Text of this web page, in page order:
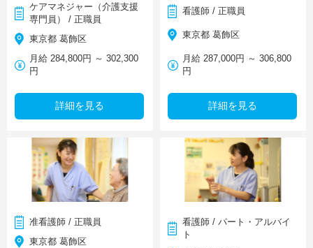
ケアマネジャー（介護支援
専門員） / 正職員
東京都 葛飾区
月給 284,800円 ～ 302,300
円
詳細を見る
看護師 / 正職員
東京都 葛飾区
月給 287,000円 ～ 306,800
円
詳細を見る
准看護師 / 正職員
東京都 葛飾区
看護師 / パート・アルバイ
ト